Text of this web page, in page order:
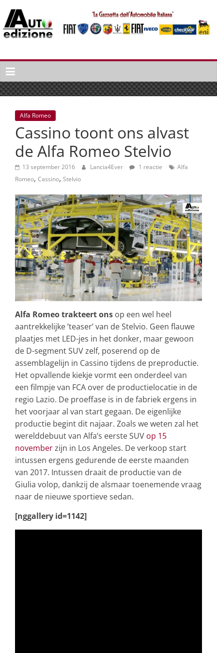
naar
inhoud
Auto
Edizione
La
Gazetta
dell'Automobile
Italiana
Italiaans
autonieuws
lifestyle
Alfa Romeo
Cassino toont ons alvast
de Alfa Romeo Stelvio
13 september 2016 Lancia4Ever 1 reactie
Alfa
Romeo, Cassino, Stelvio
Alfa Romeo trakteert ons op een wel heel
aantrekkelijke ’teaser’ van de Stelvio. Geen flauwe
plaatjes met LED-jes in het donker, maar gewoon
de D-segment SUV zelf, poserend op de
assemblagelijn in Cassino tijdens de preproductie.
Het opvallende kiekje vormt een onderdeel van
een filmpje van FCA over de productielocatie in de
regio Lazio. De proeffase is in de fabriek ergens in
het voorjaar al van start gegaan. De eigenlijke
productie begint dit najaar. Zoals we weten zal het
werelddebuut van Alfa’s eerste SUV op 15
novemberzijn in Los Angeles. De verkoop start
intussen ergens gedurende de eerste maanden
van 2017. Intussen draait de productie van de
Giulia volop, dankzij de alsmaar toenemende vraag
naar de nieuwe sportieve sedan.
[nggallery id=1142]